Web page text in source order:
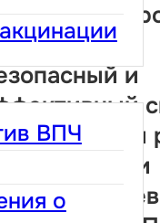
ВПЧ
о
— это
и
матки и